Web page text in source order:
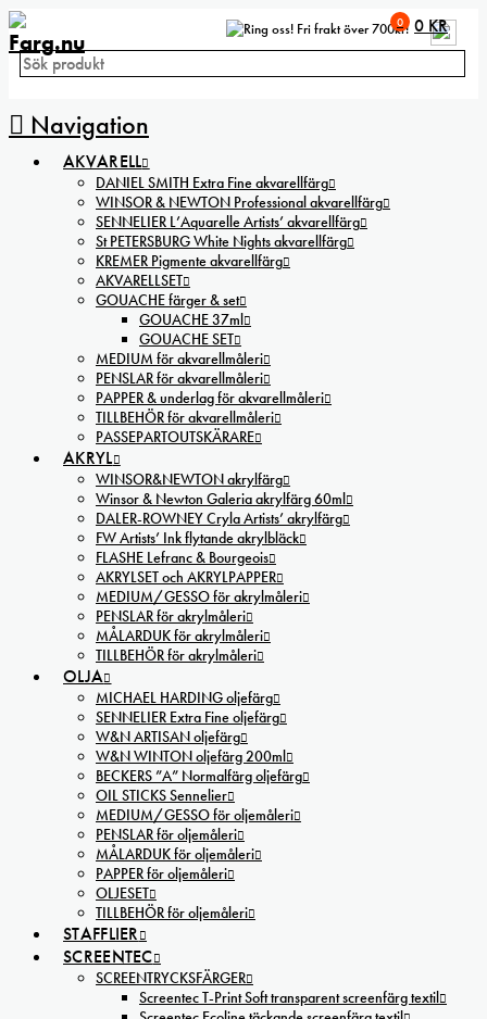
Fri frakt över 700kr!
Navigation
0 0 KR
AKVARELL
DANIEL SMITH Extra Fine akvarellfärg
WINSOR & NEWTON Professional akvarellfärg
SENNELIER L’Aquarelle Artists’ akvarellfärg
St PETERSBURG White Nights akvarellfärg
KREMER Pigmente akvarellfärg
AKVARELLSET
GOUACHE färger & set
GOUACHE 37ml
GOUACHE SET
MEDIUM för akvarellmåleri
PENSLAR för akvarellmåleri
PAPPER & underlag för akvarellmåleri
TILLBEHÖR för akvarellmåleri
PASSEPARTOUTSKÄRARE
AKRYL
WINSOR&NEWTON akrylfärg
Winsor & Newton Galeria akrylfärg 60ml
DALER-ROWNEY Cryla Artists’ akrylfärg
FW Artists’ Ink flytande akrylbläck
FLASHE Lefranc & Bourgeois
AKRYLSET och AKRYLPAPPER
MEDIUM/GESSO för akrylmåleri
PENSLAR för akrylmåleri
MÅLARDUK för akrylmåleri
TILLBEHÖR för akrylmåleri
OLJA
MICHAEL HARDING oljefärg
SENNELIER Extra Fine oljefärg
W&N ARTISAN oljefärg
W&N WINTON oljefärg 200ml
BECKERS ”A” Normalfärg oljefärg
OIL STICKS Sennelier
MEDIUM/GESSO för oljemåleri
PENSLAR för oljemåleri
MÅLARDUK för oljemåleri
PAPPER för oljemåleri
OLJESET
TILLBEHÖR för oljemåleri
STAFFLIER
SCREENTEC
SCREENTRYCKSFÄRGER
Screentec T-Print Soft transparent screenfärg textil